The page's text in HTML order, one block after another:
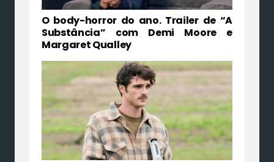
O body-horror do ano. Trailer de “A
Substância” com Demi Moore e
Margaret Qualley